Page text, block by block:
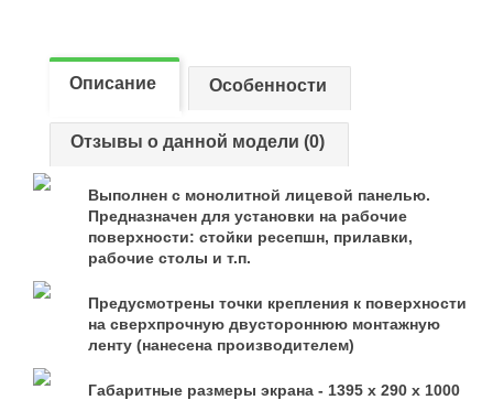
Описание Особенности
Отзывы о данной модели (0)
Выполнен с монолитной лицевой панелью.
Предназначен для установки на рабочие
поверхности: стойки ресепшн, прилавки,
рабочие столы и т.п.
Предусмотрены точки крепления к поверхности
на сверхпрочную двустороннюю монтажную
ленту (нанесена производителем)
Габаритные размеры экрана - 1395 х 290 х 1000